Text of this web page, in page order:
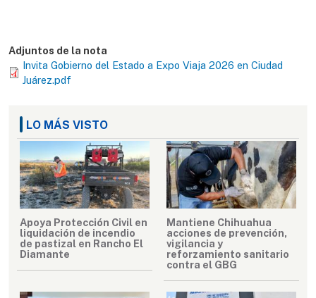
Adjuntos de la nota
Invita Gobierno del Estado a Expo Viaja 2026 en Ciudad
Juárez.pdf
LO MÁS VISTO
Apoya Protección Civil en
liquidación de incendio
de pastizal en Rancho El
Diamante
Mantiene Chihuahua
acciones de prevención,
vigilancia y
reforzamiento sanitario
contra el GBG